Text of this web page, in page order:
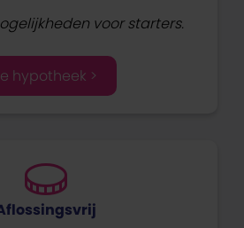
voor starters.
hypotheek >